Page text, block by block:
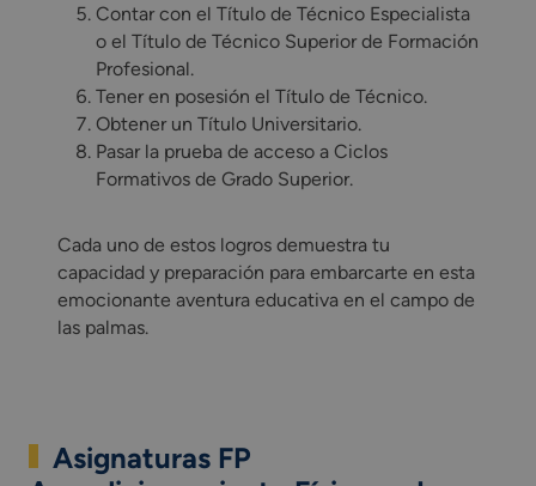
Contar con el Título de Técnico Especialista
o el Título de Técnico Superior de Formación
Profesional.
Tener en posesión el Título de Técnico.
Obtener un Título Universitario.
Pasar la prueba de acceso a Ciclos
Formativos de Grado Superior.
Cada uno de estos logros demuestra tu
capacidad y preparación para embarcarte en esta
emocionante aventura educativa en el campo de
las palmas.
Asignaturas FP